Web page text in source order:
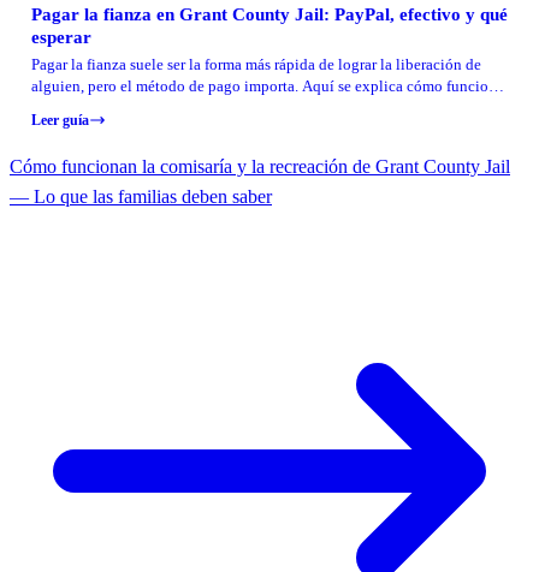
Pagar la fianza en Grant County Jail: PayPal, efectivo y qué
esperar
Pagar la fianza suele ser la forma más rápida de lograr la liberación de
alguien, pero el método de pago importa. Aquí se explica cómo funciona
verificación que puede retrasar la liberación.
Leer guía
Cómo funcionan la comisaría y la recreación de Grant County Jail
— Lo que las familias deben saber